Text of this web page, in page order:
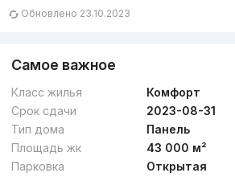
Обновлено 23.10.2023
Самое важное
Класс жилья
Комфорт
Срок сдачи
2023-08-31
Тип дома
Панель
Площадь жк
43 000 м²
Парковка
Открытая